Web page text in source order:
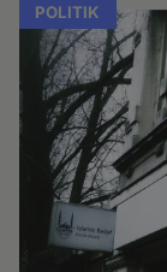
POLITIK